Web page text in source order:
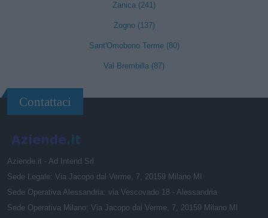
Zanica (241)
Zogno (137)
Sant'Omobono Terme (80)
Val Brembilla (87)
Contattaci
Aziende.it - Ad Intend Srl
Sede Legale: Via Jacopo dal Verme, 7, 20159 Milano MI
Sede Operativa Alessandria: via Vescovado 18 - Alessandria
Sede Operativa Milano: Via Jacopo dal Verme, 7, 20159 Milano MI